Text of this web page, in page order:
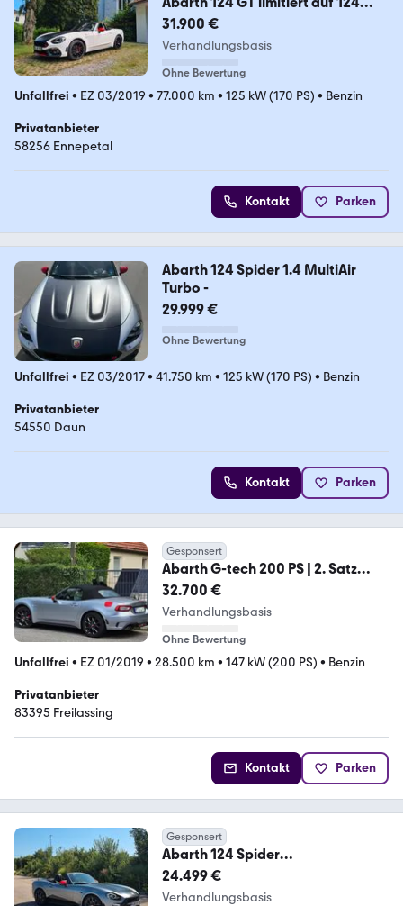
Stück pro Jahr 1. Hd.
31.900 €
Verhandlungsbasis
Ohne Bewertung
Unfallfrei • EZ 03/2019 • 77.000 km • 125 kW (170 PS) • Benzin
Privatanbieter
58256 Ennepetal
Kontakt Parken
Abarth 124 Spider 1.4 MultiAir
Turbo -
29.999 €
Ohne Bewertung
Unfallfrei • EZ 03/2017• 41.750 km • 125 kW (170 PS) • Benzin
Privatanbieter
54550 Daun
Kontakt Parken
Gesponsert
Abarth G-tech 200 PS | 2. Satz
Reifen | breitere Spur
32.700 €
Verhandlungsbasis
Ohne Bewertung
Unfallfrei • EZ 01/2019 • 28.500 km • 147 kW (200 PS) • Benzin
Privatanbieter
83395 Freilassing
Kontakt Parken
Gesponsert
Abarth 124 Spider
Vollausstattung,
scheckheftgepflegt
24.499 €
Verhandlungsbasis